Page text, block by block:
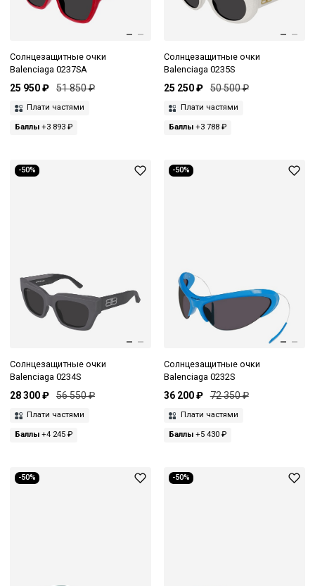
Солнцезащитные очки
Balenciaga 0237SA
25 950 ₽ 51 850 ₽
Плати частями
Баллы +3 893 ₽
Солнцезащитные очки
Balenciaga 0235S
25 250 ₽ 50 500 ₽
Плати частями
Баллы+3 788 ₽
-50%
Солнцезащитные очки
Balenciaga 0234S
28 300 ₽ 56 550 ₽
Плати частями
Баллы +4 245 ₽
-50%
Солнцезащитные очки
Balenciaga 0232S
36 200 ₽ 72 350 ₽
Плати частями
Баллы+5 430 ₽
-50% -50%